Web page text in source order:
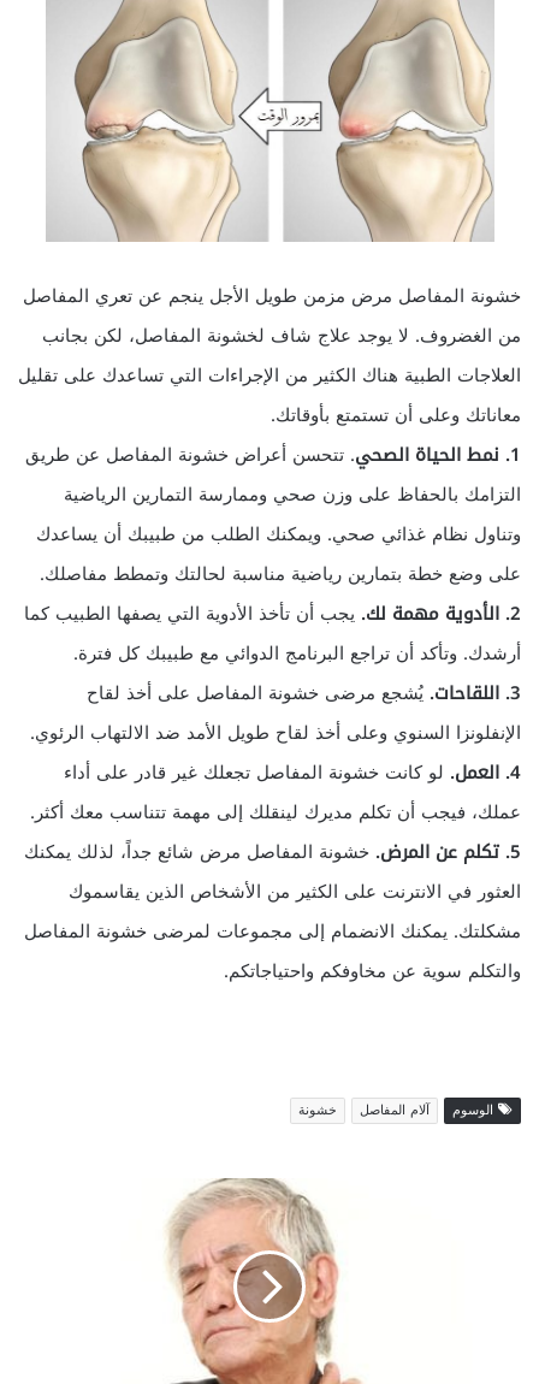
خشونة المفاصل مرض مزمن طويل الأجل ينجم عن تعري المفاصل
من الغضروف. لا يوجد علاج شاف لخشونة المفاصل، لكن بجانب
العلاجات الطبية هناك الكثير من الإجراءات التي تساعدك على تقليل
معاناتك وعلى أن تستمتع بأوقاتك.
1. نمط الحياة الصحي
. تتحسن أعراض خشونة المفاصل عن طريق
التزامك بالحفاظ على وزن صحي وممارسة التمارين الرياضية
وتناول نظام غذائي صحي. ويمكنك الطلب من طبيبك أن يساعدك
على وضع خطة بتمارين رياضية مناسبة لحالتك وتمطط مفاصلك.
2. الأدوية مهمة لك.
يجب أن تأخذ الأدوية التي يصفها الطبيب كما
أرشدك. وتأكد أن تراجع البرنامج الدوائي مع طبيبك كل فترة.
3. اللقاحات.
يُشجع مرضى خشونة المفاصل على أخذ لقاح
الإنفلونزا السنوي وعلى أخذ لقاح طويل الأمد ضد الالتهاب الرئوي.
4. العمل.
لو كانت خشونة المفاصل تجعلك غير قادر على أداء
عملك، فيجب أن تكلم مديرك لينقلك إلى مهمة تتناسب معك أكثر.
5. تكلم عن المرض.
خشونة المفاصل مرض شائع جداً، لذلك يمكنك
العثور في الانترنت على الكثير من الأشخاص الذين يقاسموك
مشكلتك. يمكنك الانضمام إلى مجموعات لمرضى خشونة المفاصل
والتكلم سوية عن مخاوفكم واحتياجاتكم.
الوسوم آلام المفاصل خشونة